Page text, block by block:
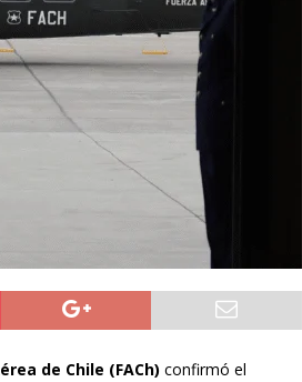
aviar tras nuevo hallazgo de ave
Japón se abre a tener bombas
de Chile (FACh) confirmó el